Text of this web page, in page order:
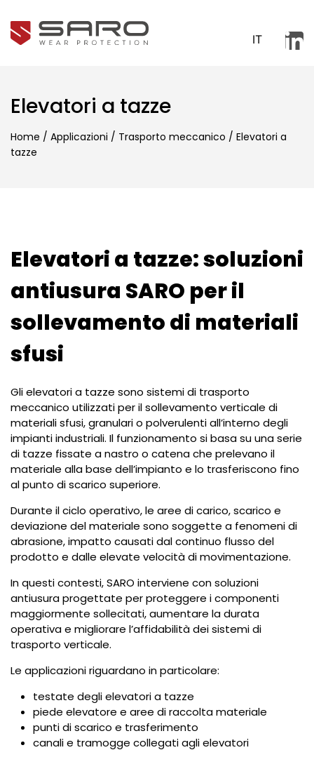
IT
Elevatori a tazze
Home / Applicazioni / Trasporto meccanico / Elevatori a
tazze
Elevatori a tazze: soluzioni
antiusura SARO per il
sollevamento di materiali
sfusi
Gli elevatori a tazze sono sistemi di trasporto
meccanico utilizzati per il sollevamento verticale di
materiali sfusi, granulari o polverulenti all’interno degli
impianti industriali. Il funzionamento si basa su una serie
di tazze fissate a nastro o catena che prelevano il
materiale alla base dell’impianto e lo trasferiscono fino
al punto di scarico superiore.
Durante il ciclo operativo, le aree di carico, scarico e
deviazione del materiale sono soggette a fenomeni di
abrasione, impatto causati dal continuo flusso del
prodotto e dalle elevate velocità di movimentazione.
In questi contesti, SARO interviene con soluzioni
antiusura progettate per proteggere i componenti
maggiormente sollecitati, aumentare la durata
operativa e migliorare l’affidabilità dei sistemi di
trasporto verticale.
Le applicazioni riguardano in particolare:
testate degli elevatori a tazze
piede elevatore e aree di raccolta materiale
punti di scarico e trasferimento
canali e tramogge collegati agli elevatori